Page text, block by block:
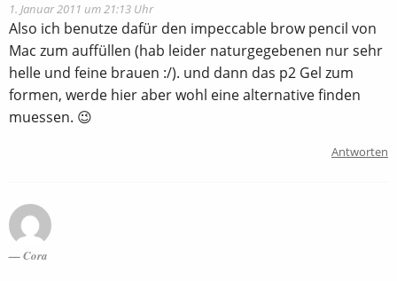
1. Januar 2011 um 21:13 Uhr
Also ich benutze dafür den impeccable brow pencil von
Mac zum auffüllen (hab leider naturgegebenen nur sehr
helle und feine brauen :/). und dann das p2 Gel zum
formen, werde hier aber wohl eine alternative finden
muessen. 😉
Antworten
Cora